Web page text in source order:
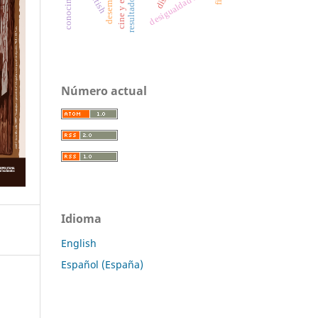
Número actual
Idioma
English
Español (España)